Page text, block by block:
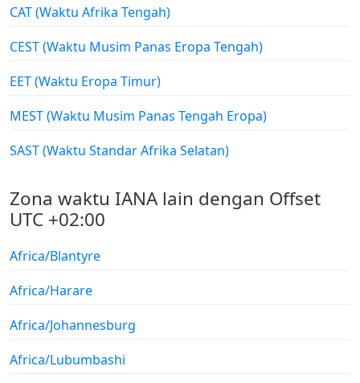
CAT (Waktu Afrika Tengah)
CEST (Waktu Musim Panas Eropa Tengah)
EET (Waktu Eropa Timur)
MEST (Waktu Musim Panas Tengah Eropa)
SAST (Waktu Standar Afrika Selatan)
Zona waktu IANA lain dengan Offset
UTC +02:00
Africa/Blantyre
Africa/Harare
Africa/Johannesburg
Africa/Lubumbashi